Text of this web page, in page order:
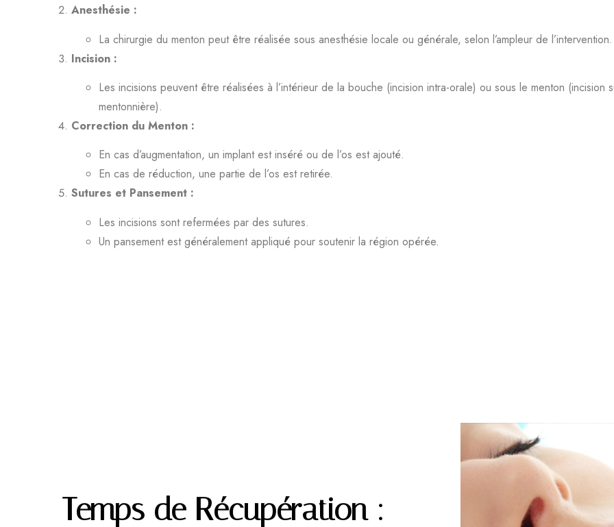
Anesthésie :
La chirurgie du menton peut être réalisée sous anesthésie locale ou générale, selon l’ampleur de l’intervention.
Incision :
Les incisions peuvent être réalisées à l’intérieur de la bouche (incision intra-orale) ou sous le menton (incision
mentonnière).
Correction du Menton :
En cas d’augmentation, un implant est inséré ou de l’os est ajouté.
En cas de réduction, une partie de l’os est retirée.
Sutures et Pansement :
Les incisions sont refermées par des sutures.
Un pansement est généralement appliqué pour soutenir la région opérée.
Temps de Récupération :